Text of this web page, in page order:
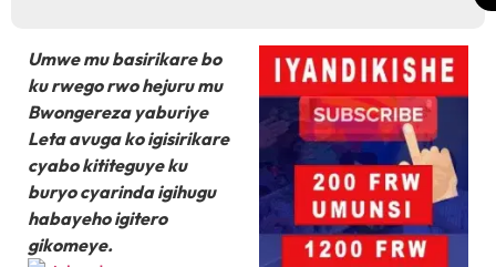
Umwe mu basirikare bo
ku rwego rwo hejuru mu
Bwongereza yaburiye
Leta avuga ko igisirikare
cyabo kititeguye ku
buryo cyarinda igihugu
habayeho igitero
gikomeye.